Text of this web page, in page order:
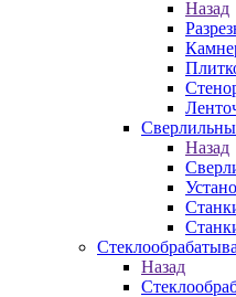
Назад
Назад
Назад